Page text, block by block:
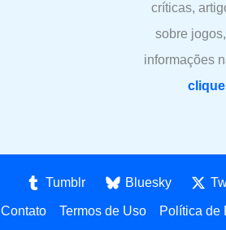
críticas,
sobre
informações
Tumblr Bluesky
Contato Termos de Uso Política de